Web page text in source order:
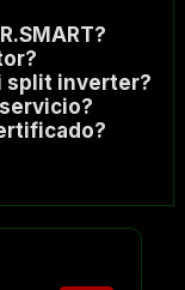
split inverter?